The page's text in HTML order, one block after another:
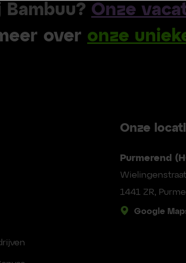
Onze
over onze
Onze
Purmerend
1441 ZR,
Google